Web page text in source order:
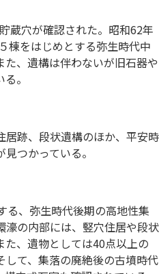
蔵穴が確認された。昭和62年
棟をはじめとする弥生時代中
、遺構は伴わないが旧石器や
。
居跡、段状遺構のほか、平安時
つかっている。
る、弥生時代後期の高地性集
濠の内部には、竪穴住居や段状
、遺物としては40点以上の
て、集落の廃絶後の古墳時代